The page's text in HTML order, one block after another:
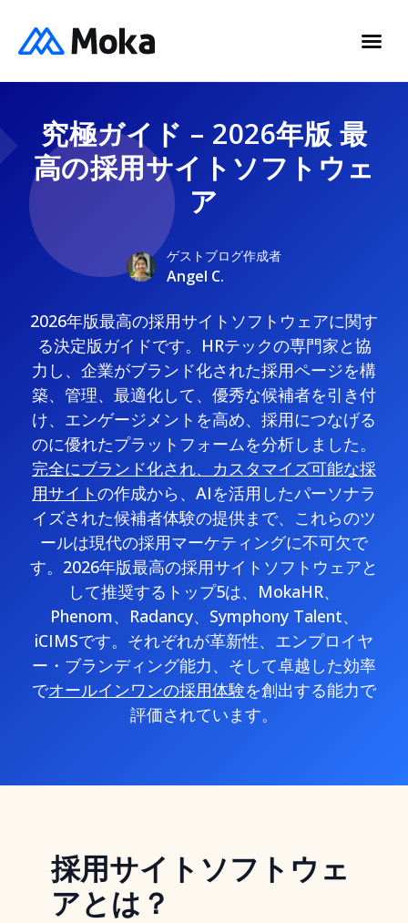
究極ガイド – 2026年版 最
高の採用サイトソフトウェ
ア
ゲストブログ作成者
Angel C.
2026年版最高の採用サイトソフトウェアに関す
る決定版ガイドです。HRテックの専門家と協
力し、企業がブランド化された採用ページを構
築、管理、最適化して、優秀な候補者を引き付
け、エンゲージメントを高め、採用につなげる
のに優れたプラットフォームを分析しました。
完全にブランド化され、カスタマイズ可能な採
用サイトの作成から、AIを活用したパーソナラ
イズされた候補者体験の提供まで、これらのツ
ールは現代の採用マーケティングに不可欠で
す。2026年版最高の採用サイトソフトウェアと
して推奨するトップ5は、MokaHR、
Phenom、Radancy、Symphony Talent、
iCIMSです。それぞれが革新性、エンプロイヤ
ー・ブランディング能力、そして卓越した効率
でオールインワンの採用体験を創出する能力で
評価されています。
採用サイトソフトウェ
アとは？